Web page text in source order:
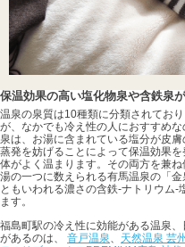
保温効果の高い塩化物泉や含鉄泉
温泉の泉質は10種類に分類されてお
が、なかでも冷え性の人におすすめ
泉は、お湯に含まれている塩分が皮
蒸発を妨げることによって保温効果
体がよく温まります。その両方を兼
湯の一つに数えられる有馬温泉の「金
ともいわれる濃さの含鉄-ナトリウム
ます。
福島町駅の冷え性に効能がある温泉
があるのは、 音戸温泉、 天然温泉 芸